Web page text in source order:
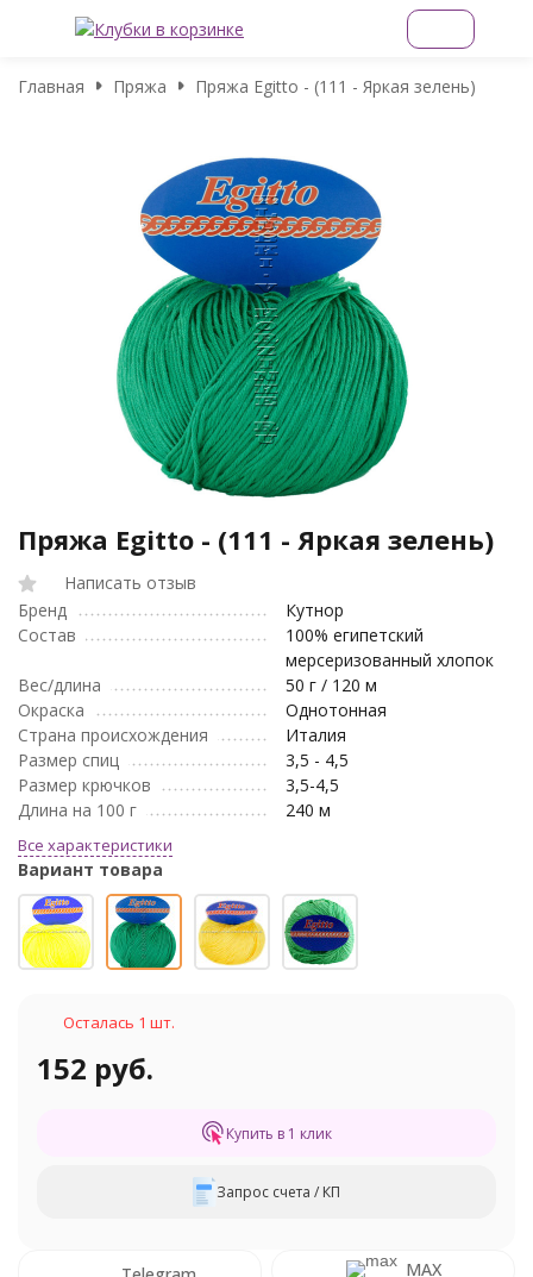
Главная Пряжа Пряжа Egitto - (111 - Яркая зелень)
Пряжа Egitto - (111 - Яркая зелень)
Написать отзыв
Бренд
Кутнор
Состав
100% египетский
мерсеризованный хлопок
Вес/длина
50 г / 120 м
Окраска
Однотонная
Страна происхождения
Италия
Размер спиц
3,5 - 4,5
Размер крючков
3,5-4,5
Длина на 100 г
240 м
Все характеристики
Вариант товара
Осталась 1 шт.
152 руб.
Купить в 1 клик
Запрос счета / КП
MAX